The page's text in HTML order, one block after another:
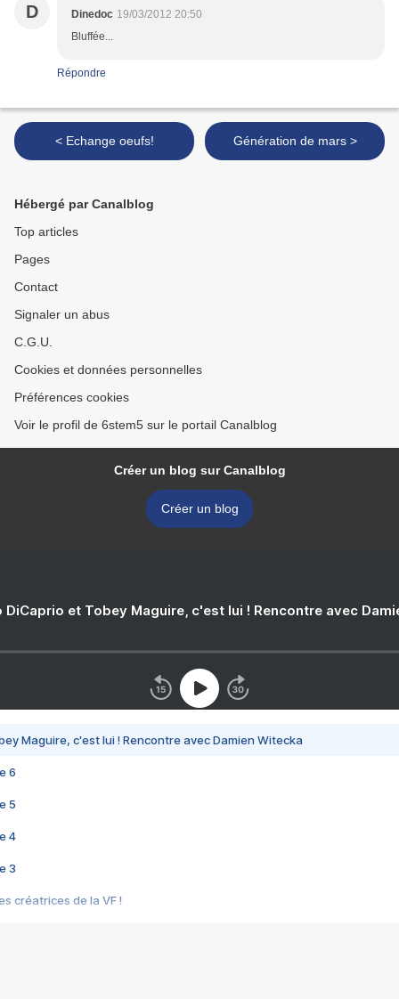
D Dinedoc 19/03/2012 20:50
Bluffée...
Répondre
< Echange oeufs! Génération de mars >
Hébergé par Canalblog
Top articles
Pages
Contact
Signaler un abus
C.G.U.
Cookies et données personnelles
Préférences cookies
Voir le profil de 6stem5 sur le portail Canalblog
Créer un blog sur Canalblog
Créer un blog
DiCaprio et Tobey Maguire, c'est lui ! Rencontre avec
Maguire, c'est lui ! Rencontre avec Damien Witecka
6
5
4
3
créatrices de la VF !